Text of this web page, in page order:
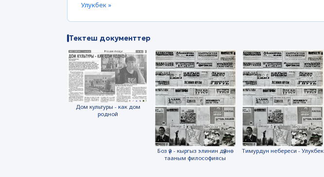
Улукбек »
Тектеш документтер
Дом культуры - как дом
родной
Боз үй - кыргыз элинин дүйнө
тааным философиясы
Тимурдун небереси - Улукбек